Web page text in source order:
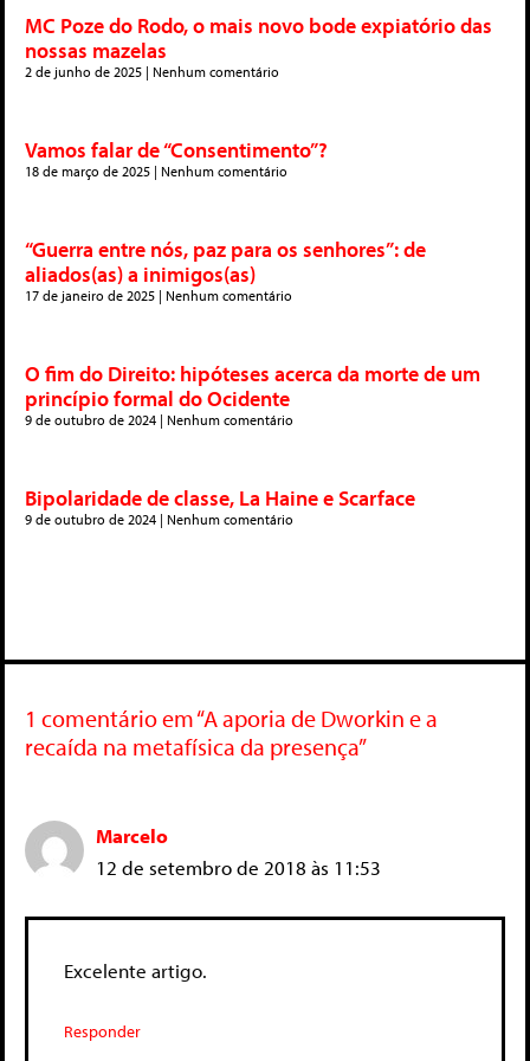
MC Poze do Rodo, o mais novo bode expiatório das
nossas mazelas
2 de junho de 2025 Nenhum comentário
Vamos falar de “Consentimento”?
18 de março de 2025 Nenhum comentário
“Guerra entre nós, paz para os senhores”: de
aliados(as) a inimigos(as)
17 de janeiro de 2025 Nenhum comentário
O fim do Direito: hipóteses acerca da morte de um
princípio formal do Ocidente
9 de outubro de 2024 Nenhum comentário
Bipolaridade de classe, La Haine e Scarface
9 de outubro de 2024 Nenhum comentário
1 comentário em “A aporia de Dworkin e a
recaída na metafísica da presença”
Marcelo
12 de setembro de 2018 às 11:53
Excelente artigo.
Responder